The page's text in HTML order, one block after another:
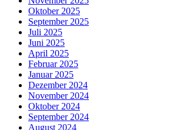
Oktober 2025
September 2025
Juli 2025
Juni 2025
April 2025
Februar 2025
Januar 2025
Dezember 2024
November 2024
Oktober 2024
September 2024
August 2024